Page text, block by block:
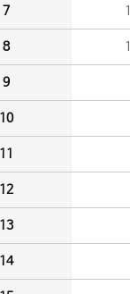
7
8
9
10
11
12
13
14